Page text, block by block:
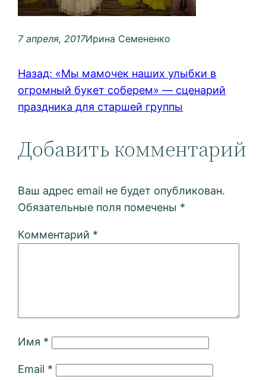
7 апреля, 2017Ирина Семененко
Назад: «Мы мамочек наших улыбки в
огромный букет соберем» — сценарий
праздника для старшей группы
Добавить комментарий
Ваш адрес email не будет опубликован.
Обязательные поля помечены *
Комментарий *
Имя *
Email *